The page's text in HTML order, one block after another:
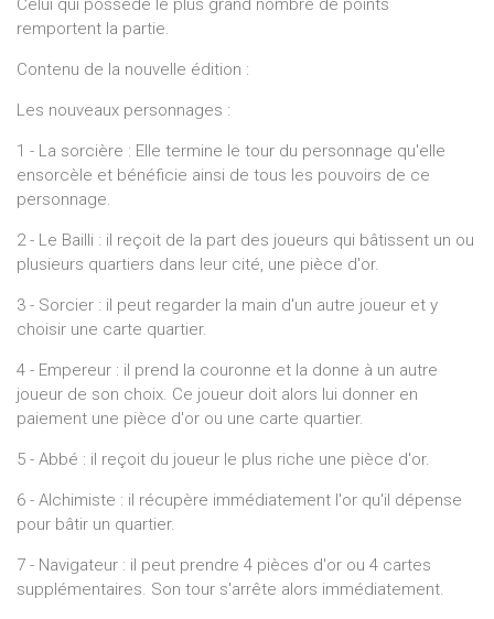
Celui qui possède le plus grand nombre de points
remportent la partie.
Contenu de la nouvelle édition :
Les nouveaux personnages :
1 - La sorcière : Elle termine le tour du personnage qu'elle
ensorcèle et bénéficie ainsi de tous les pouvoirs de ce
personnage.
2 - Le Bailli : il reçoit de la part des joueurs qui bâtissent un ou
plusieurs quartiers dans leur cité, une pièce d'or.
3 - Sorcier : il peut regarder la main d'un autre joueur et y
choisir une carte quartier.
4 - Empereur : il prend la couronne et la donne à un autre
joueur de son choix. Ce joueur doit alors lui donner en
paiement une pièce d'or ou une carte quartier.
5 - Abbé : il reçoit du joueur le plus riche une pièce d'or.
6 - Alchimiste : il récupère immédiatement l'or qu'il dépense
pour bâtir un quartier.
7 - Navigateur : il peut prendre 4 pièces d'or ou 4 cartes
supplémentaires. Son tour s'arrête alors immédiatement.